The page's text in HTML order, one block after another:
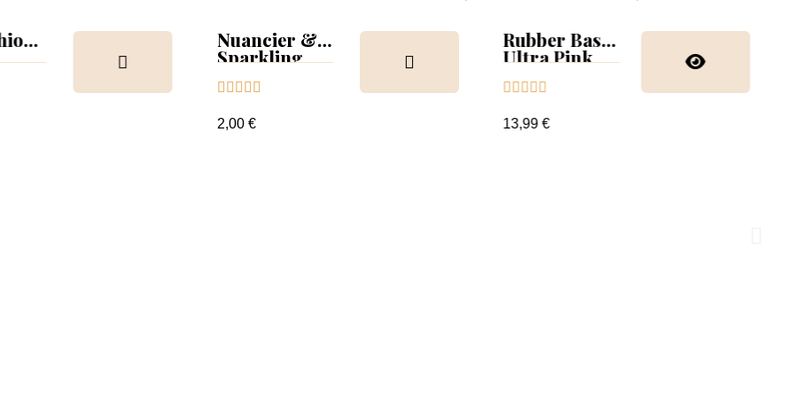
Nuancier &
Sparkling
    
2,00 €
Rubber Base
Ultra Pink
    
13,99 €